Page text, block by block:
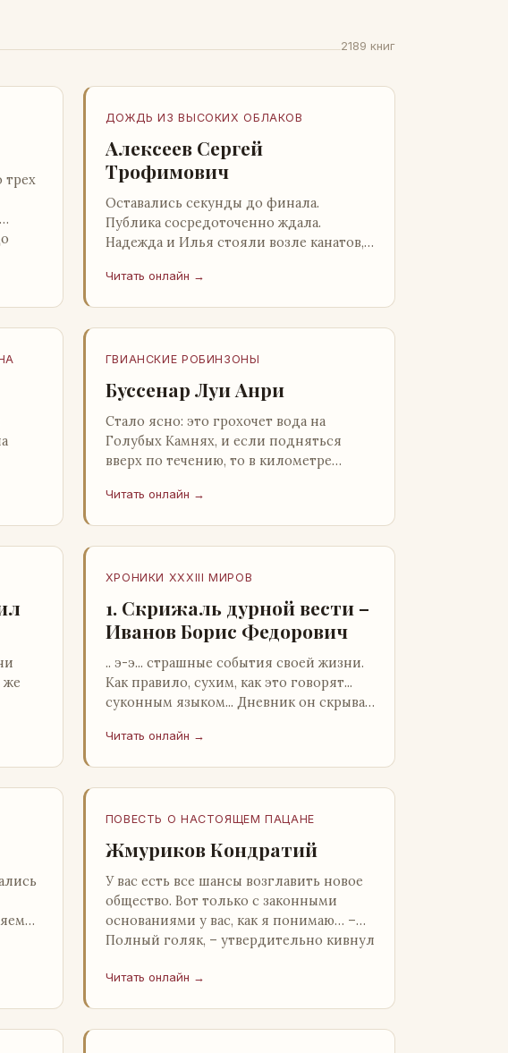
2189 книг
трех
ДОЖДЬ ИЗ ВЫСОКИХ ОБЛАКОВ
Алексеев Сергей
Трофимович
Оставались секунды до финала.
Публика сосредоточенно ждала.
Надежда и Илья стояли возле канатов,
ничем не выделялись из прочей
Читать онлайн →
ГВИАНСКИЕ РОБИНЗОНЫ
Буссенар Луи Анри
Стало ясно: это грохочет вода на
Голубых Камнях, и если подняться
вверх по течению, то в километре
плота.Производя не более шуму, чем
Читать онлайн →
же
ХРОНИКИ XXXIII МИРОВ
1. Скрижаль дурной вести –
Иванов Борис Федорович
.. э-э... страшные события своей жизни.
Как правило, сухим, как это говорят...
суконным языком... Дневник он скрывал
Скорее всего, даже с…
Читать онлайн →
ПОВЕСТЬ О НАСТОЯЩЕМ ПАЦАНЕ
Жмуриков Кондратий
У вас есть все шансы возглавить новое
общество. Вот только с законными
основаниями у вас, как я понимаю… –
Полный голяк, – утвердительно кивнул
Читать онлайн →